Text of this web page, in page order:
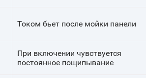
Током бьет после мойки панели
При включении чувствуется
постоянное пощипывание